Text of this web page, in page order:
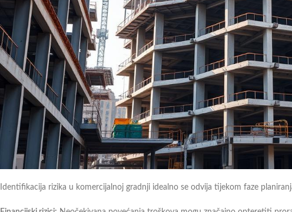
Identifikacija rizika u komercijalnoj gradnji idealno se odvija tijekom faze